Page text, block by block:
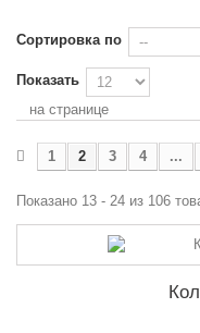
Сортировка по
Показать
на странице
1 2 3 4 ...
Показано 13 - 24 из 106